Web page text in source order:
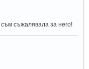
съжалявала за него!